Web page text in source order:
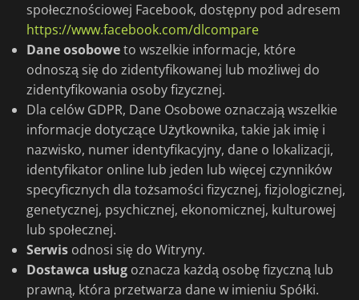
społecznościowej Facebook, dostępny pod adresem
https://www.facebook.com/dlcompare
Dane osoboweto wszelkie informacje, które
odnoszą się do zidentyfikowanej lub możliwej do
zidentyfikowania osoby fizycznej.
Dla celów GDPR, Dane Osobowe oznaczają wszelkie
informacje dotyczące Użytkownika, takie jak imię i
nazwisko, numer identyfikacyjny, dane o lokalizacji,
identyfikator online lub jeden lub więcej czynników
specyficznych dla tożsamości fizycznej, fizjologicznej,
genetycznej, psychicznej, ekonomicznej, kulturowej
lub społecznej.
Serwisodnosi się do Witryny.
Dostawca usługoznacza każdą osobę fizyczną lub
prawną, która przetwarza dane w imieniu Spółki.